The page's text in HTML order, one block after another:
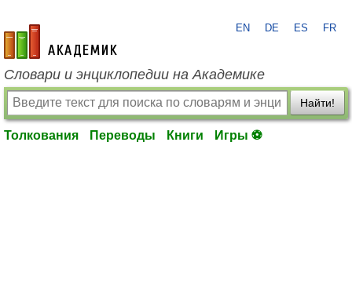
academic.ru
EN DE ES FR
Словари и энциклопедии на Академике
Найти!
Толкования Переводы Книги Игры ⚽